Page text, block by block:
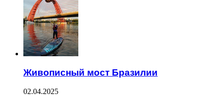
Живописный мост Бразилии
02.04.2025